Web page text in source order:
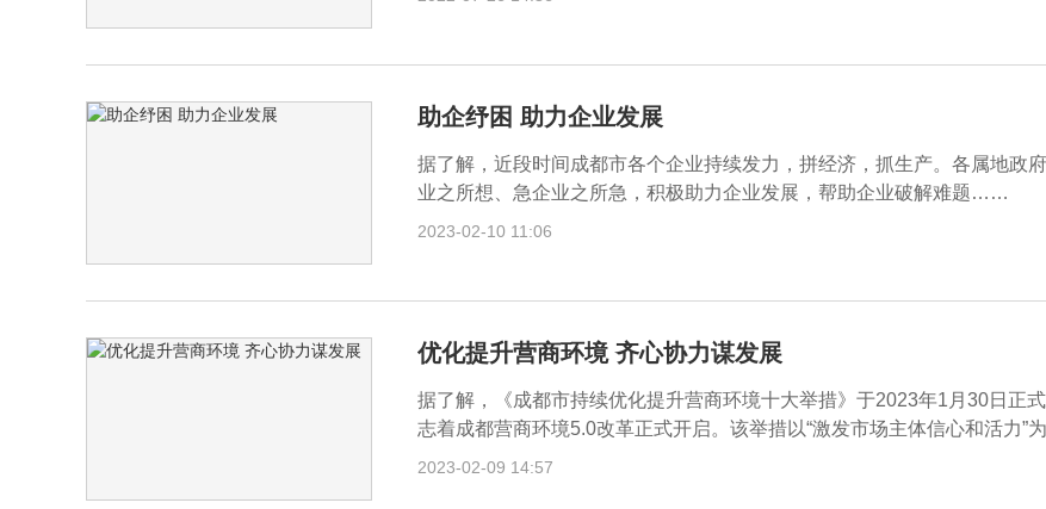
助企纾困 助力企业发展
据了解，近段时间成都市各个企业持续发力，拼经济，抓生产。各属地政
业之所想、急企业之所急，积极助力企业发展，帮助企业破解难题……
2023-02-10 11:06
优化提升营商环境 齐心协力谋发展
据了解，《成都市持续优化提升营商环境十大举措》于2023年1月30日正
志着成都营商环境5.0改革正式开启。该举措以“激发市场主体信心和活力”
2023-02-09 14:57